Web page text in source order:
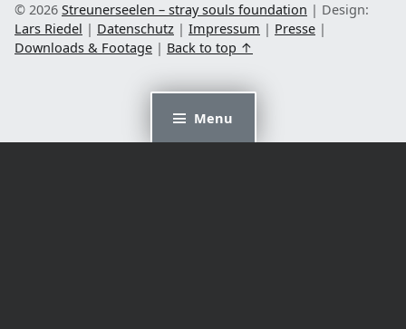
Menu
© 2026 Streunerseelen – stray souls foundation | Design:
Lars Riedel | Datenschutz | Impressum | Presse |
Downloads & Footage | Back to top ↑